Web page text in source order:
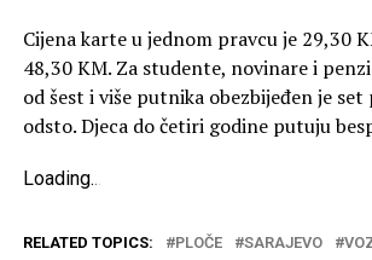
Cijena karte u jednom pravcu je 29,30
48,30 KM. Za studente, novinare i
od šest i više putnika obezbijeđen je
odsto. Djeca do četiri godine putuju
Loading.
RELATED TOPICS: PLOČE SARAJEVO